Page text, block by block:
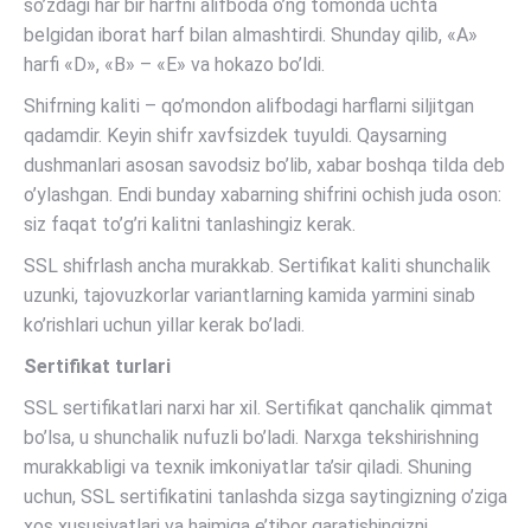
so’zdagi har bir harfni alifboda o’ng tomonda uchta
belgidan iborat harf bilan almashtirdi. Shunday qilib, «A»
harfi «D», «B» – «E» va hokazo bo’ldi.
Shifrning kaliti – qo’mondon alifbodagi harflarni siljitgan
qadamdir. Keyin shifr xavfsizdek tuyuldi. Qaysarning
dushmanlari asosan savodsiz bo’lib, xabar boshqa tilda deb
o’ylashgan. Endi bunday xabarning shifrini ochish juda oson:
siz faqat to’g’ri kalitni tanlashingiz kerak.
SSL shifrlash ancha murakkab. Sertifikat kaliti shunchalik
uzunki, tajovuzkorlar variantlarning kamida yarmini sinab
ko’rishlari uchun yillar kerak bo’ladi.
Sertifikat turlari
SSL sertifikatlari narxi har xil. Sertifikat qanchalik qimmat
bo’lsa, u shunchalik nufuzli bo’ladi. Narxga tekshirishning
murakkabligi va texnik imkoniyatlar ta’sir qiladi. Shuning
uchun, SSL sertifikatini tanlashda sizga saytingizning o’ziga